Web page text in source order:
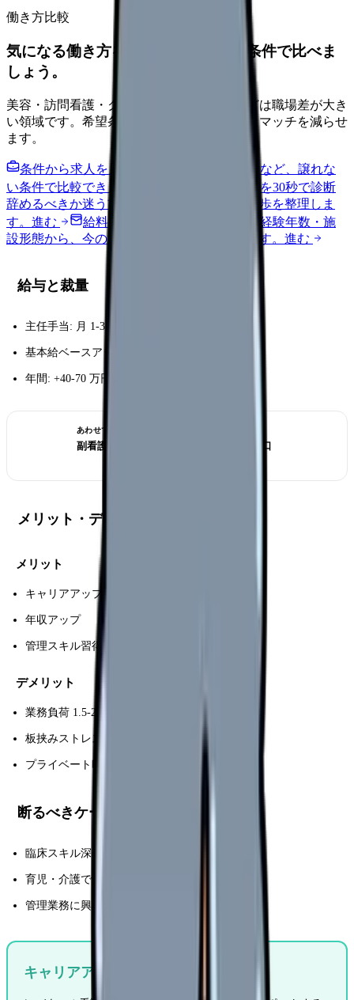
働き方比較
気になる働き方を、求人を見る前に条件で比べま
しょう。
美容・訪問看護・クリニック・夜勤なしなどは職場差が大き
い領域です。希望条件を先に整理するとミスマッチを減らせ
ます。
条件から求人を見る
夜勤回数・残業・通勤など、譲れな
い条件で比較できます。
職場の悩みを30秒で診断
辞めるべきか迷う前に、悩みの種類と次の一歩を整理しま
す。 進む 給料コンパスで比較する
地域・経験年数・施
設形態から、今の給料の現在地を確認できます。 進む
給与と裁量
主任手当: 月 1-3 万円
基本給ベースアップ: 月 2-3 万円
年間: +40-70 万円
あわせて読みたい
副看護部長になる｜病院経営層への入り口
メリット・デメリット
メリット
キャリアアップの足がかり
年収アップ
管理スキル習得
デメリット
業務負荷 1.5-2 倍
板挟みストレス
プライベート時間減少
断るべきケース
臨床スキル深化優先
育児・介護でフル業務困難
管理業務に興味ゼロ
キャリアアップ可能な職場を探す